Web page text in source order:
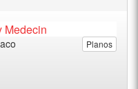
Planos